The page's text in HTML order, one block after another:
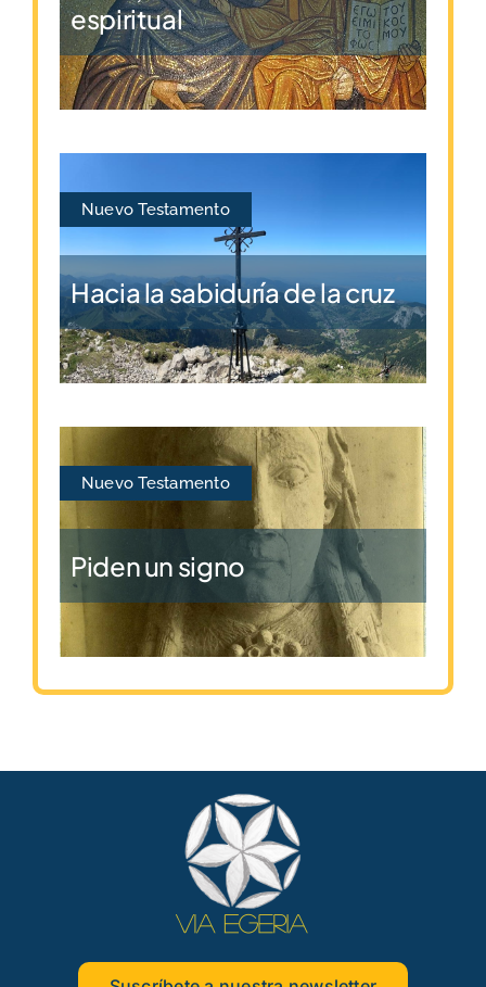
espiritual
Nuevo Testamento
Hacia la sabiduría de la cruz
Nuevo Testamento
Piden un signo